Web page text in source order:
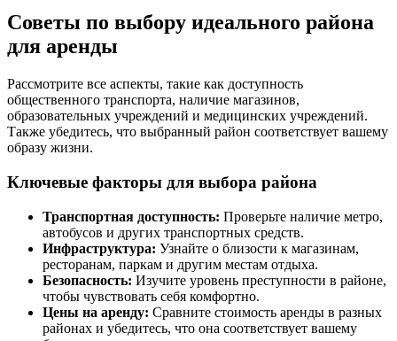
Советы по выбору идеального района
для аренды
Рассмотрите все аспекты, такие как доступность
общественного транспорта, наличие магазинов,
образовательных учреждений и медицинских учреждений.
Также убедитесь, что выбранный район соответствует вашему
образу жизни.
Ключевые факторы для выбора района
Транспортная доступность: Проверьте наличие метро,
автобусов и других транспортных средств.
Инфраструктура: Узнайте о близости к магазинам,
ресторанам, паркам и другим местам отдыха.
Безопасность: Изучите уровень преступности в районе,
чтобы чувствовать себя комфортно.
Цены на аренду: Сравните стоимость аренды в разных
районах и убедитесь, что она соответствует вашему